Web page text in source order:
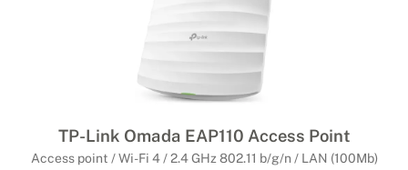
TP-Link Omada EAP110 Access Point
Access point / Wi-Fi 4 / 2.4 GHz 802.11 b/g/n / LAN (100Mb)